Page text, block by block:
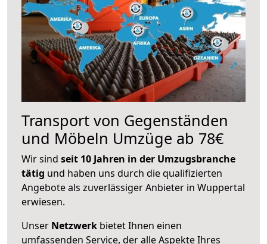
Transport von Gegenständen
und Möbeln Umzüge ab 78€
Wir sind seit 10 Jahren in der Umzugsbranche
tätig und haben uns durch die qualifizierten
Angebote als zuverlässiger Anbieter in Wuppertal
erwiesen.
Unser Netzwerk bietet Ihnen einen
umfassenden Service, der alle Aspekte Ihres